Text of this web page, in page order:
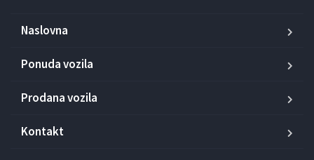
Naslovna
Ponuda vozila
Prodana vozila
Kontakt